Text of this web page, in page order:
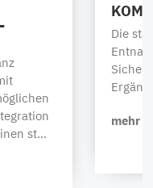
st...
Die
mehr